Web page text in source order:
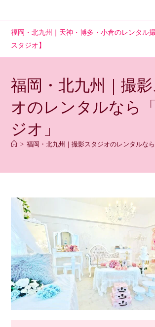
へ
福岡・北九州｜天神・博多・小倉のレンタル
スタジオ】
福岡・北九州｜撮
オのレンタルなら
ジオ」
> 福岡・北九州｜撮影スタジオのレンタルなら